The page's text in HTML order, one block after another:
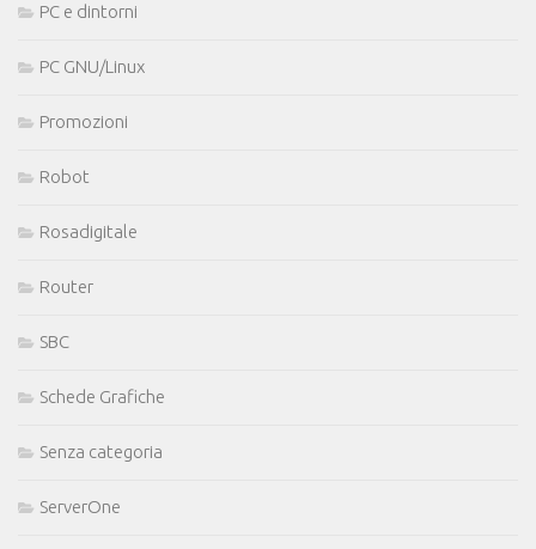
PC e dintorni
PC GNU/Linux
Promozioni
Robot
Rosadigitale
Router
SBC
Schede Grafiche
Senza categoria
ServerOne